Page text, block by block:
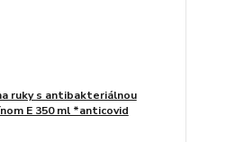
ruky s antibakteriálnou
E 350 ml *anticovid